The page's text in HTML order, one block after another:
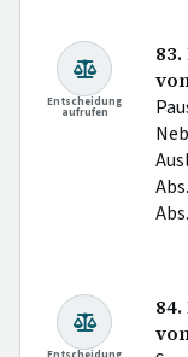
Entscheidung
aufrufen